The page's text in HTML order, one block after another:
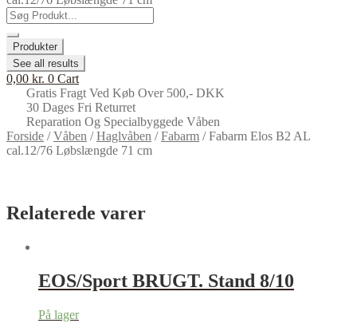
Search
...
Produkter
See all results
0,00 kr. 0 Cart
Gratis Fragt Ved Køb Over 500,- DKK
30 Dages Fri Returret
Reparation Og Specialbyggede Våben
Forside /Våben /Haglvåben /Fabarm /Fabarm Elos B2 AL
cal.12/76 Løbslængde 71 cm
Relaterede varer
EOS/Sport BRUGT. Stand 8/10
På lager